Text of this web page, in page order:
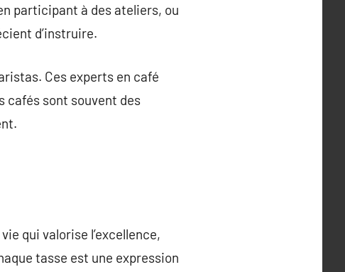
participant à des ateliers, ou
d’instruire.
Ces experts en café
cafés sont souvent des
qui valorise l’excellence,
tasse est une expression